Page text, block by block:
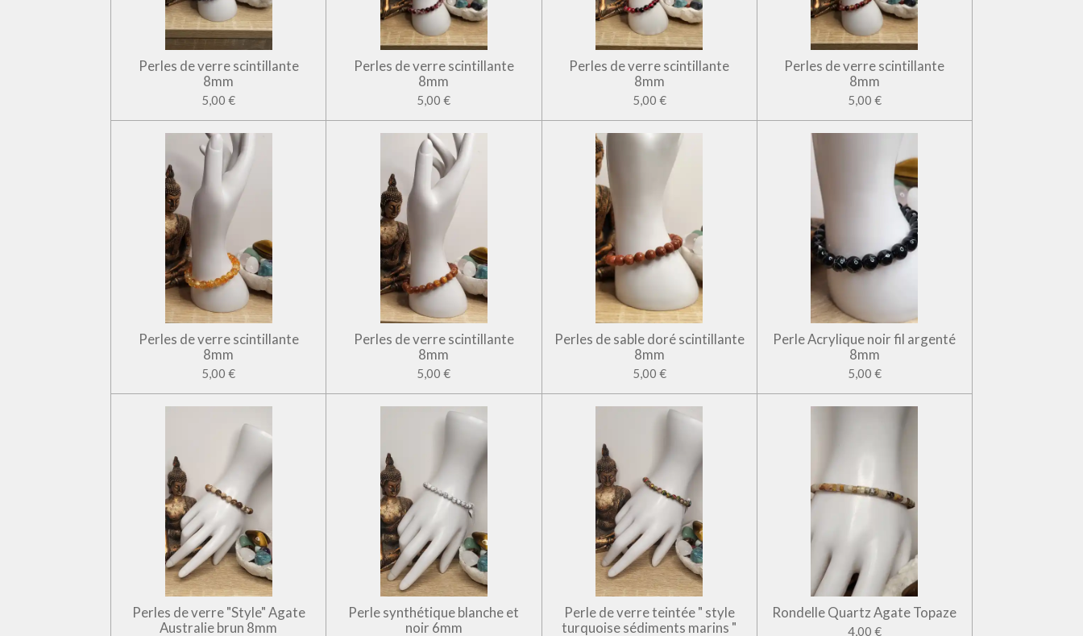
Perles de verre scintillante
8mm
5,00 €
Perles de verre scintillante
8mm
5,00 €
Perles de verre scintillante
8mm
5,00 €
Perles de verre scintillante
8mm
5,00 €
Perles de verre scintillante
8mm
5,00 €
Perles de verre scintillante
8mm
5,00 €
Perles de sable doré scintillante
8mm
5,00 €
Perle Acrylique noir fil argenté
8mm
5,00 €
Perles de verre "Style" Agate
Australie brun 8mm
Perle synthétique blanche et
noir 6mm
Perle de verre teintée " style
turquoise sédiments marins "
Rondelle Quartz Agate Topaze
4,00 €